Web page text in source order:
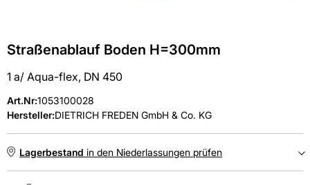
Straßenablauf Boden H=300mm
1 a/ Aqua-flex, DN 450
Art.Nr:1053100028
Hersteller:DIETRICH FREDEN GmbH & Co. KG
Lagerbestand in den Niederlassungen prüfen